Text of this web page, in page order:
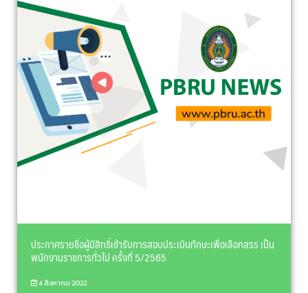
ประกาศรายชื่อผู้มีสิทธิ์เข้ารับการสอบประเมินทักษะเพื่อเลือกสรร เป็น
พนักงานราชการทั่วไป ครั้งที่ 5/2565
4 สิงหาคม 2022